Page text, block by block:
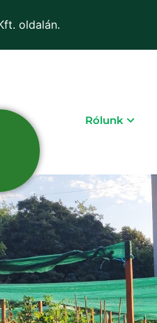
oldalán.
Rólunk